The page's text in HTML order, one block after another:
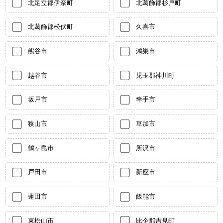
北足立郡伊奈町 北葛飾郡杉戸町
北葛飾郡松伏町 久喜市
熊谷市 鴻巣市
越谷市 児玉郡神川町
坂戸市 幸手市
狭山市 草加市
鶴ヶ島市 所沢市
戸田市 新座市
蓮田市 飯能市
東松山市 比企郡吉見町